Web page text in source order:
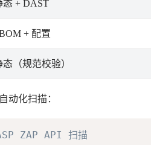
态 + DAST
+ 配置
态（规范校验）
动化扫描：
ZAP API 扫描